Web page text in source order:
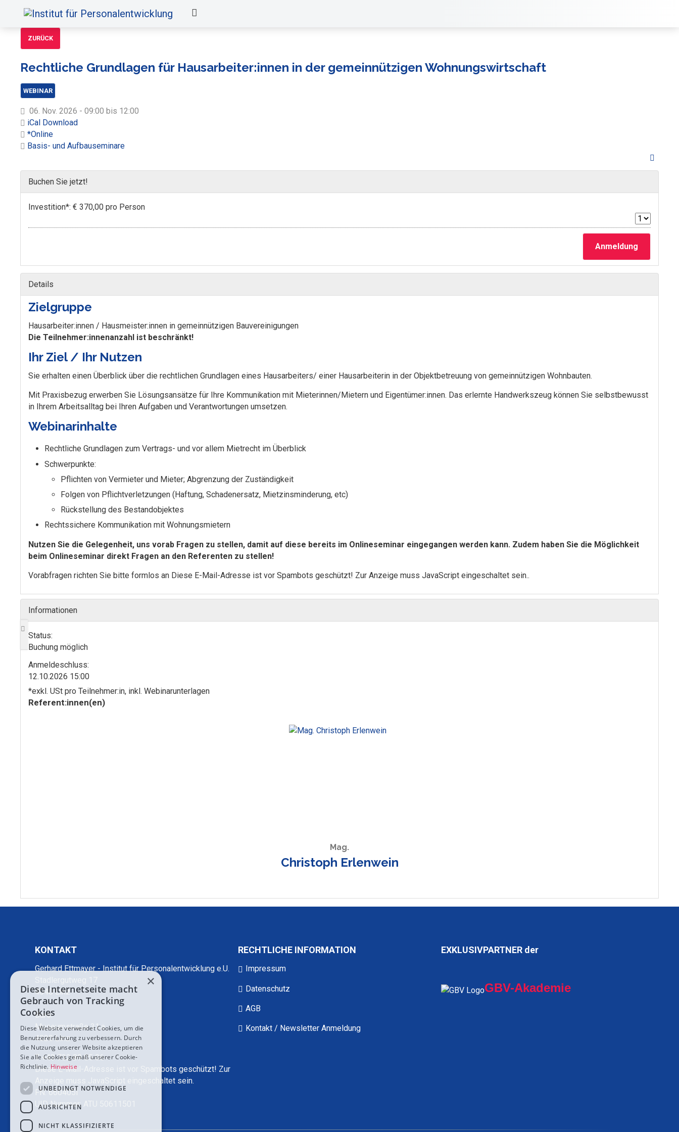
ZURÜCK
Rechtliche Grundlagen für Hausarbeiter:innen in der gemeinnützigen Wohnungswirtschaft
WEBINAR
06. Nov. 2026 - 09:00 bis 12:00
iCal Download
*Online
Basis- und Aufbauseminare
Buchen Sie jetzt!
Investition*: € 370,00 pro Person
Anmeldung
Details
Zielgruppe
Hausarbeiter:innen / Hausmeister:innen in gemeinnützigen Bauvereinigungen
Die Teilnehmer:innenanzahl ist beschränkt!
Ihr Ziel / Ihr Nutzen
Sie erhalten einen Überblick über die rechtlichen Grundlagen eines Hausarbeiters/ einer Hausarbeiterin in der Objektbetreuung von gemeinnützigen Wohnbauten.
Mit Praxisbezug erwerben Sie Lösungsansätze für Ihre Kommunikation mit Mieterinnen/Mietern und Eigentümer:innen. Das erlernte Handwerkszeug können Sie selbstbewusst
in Ihrem Arbeitsalltag bei Ihren Aufgaben und Verantwortungen umsetzen.
Webinarinhalte
Rechtliche Grundlagen zum Vertrags- und vor allem Mietrecht im Überblick
Schwerpunkte:
Pflichten von Vermieter und Mieter; Abgrenzung der Zuständigkeit
Folgen von Pflichtverletzungen (Haftung, Schadenersatz, Mietzinsminderung, etc)
Rückstellung des Bestandobjektes
Rechtssichere Kommunikation mit Wohnungsmietern
Nutzen Sie die Gelegenheit, uns vorab Fragen zu stellen, damit auf diese bereits im Onlineseminar eingegangen werden kann. Zudem haben Sie die Möglichkeit
beim Onlineseminar direkt Fragen an den Referenten zu stellen!
Vorabfragen richten Sie bitte formlos an Diese E-Mail-Adresse ist vor Spambots geschützt! Zur Anzeige muss JavaScript eingeschaltet sein..
Informationen
Status:
Buchung möglich
Anmelde­schluss:
12.10.2026 15:00
*exkl. USt pro Teilnehmer:in, inkl. Webinarunterlagen
Referent:innen(en)
Mag.
Christoph Erlenwein
KONTAKT
Gerhard Ettmayer - Institut für Personalentwicklung e.U.
4040 Linz
Büro:
Museumstraße 31.a
4020 Linz
T +43 732 89 05 06
Diese E-Mail-Adresse ist vor Spambots geschützt! Zur
Anzeige muss JavaScript eingeschaltet sein.
FN: 660405i
UID Nummer: ATU 50611501
RECHTLICHE INFORMATION
Impressum
Datenschutz
AGB
Kontakt / Newsletter Anmeldung
EXKLUSIVPARTNER der
GBV-Akademie
×
Diese Internetseite macht
Gebrauch von Tracking
Cookies
Diese Website verwendet Cookies, um die
Benutzererfahrung zu verbessern. Durch
die Nutzung unserer Website akzeptieren
Sie alle Cookies gemäß unserer Cookie-
Richtlinie. Hinweise
UNBEDINGT NOTWENDIGE
AUSRICHTEN
NICHT KLASSIFIZIERTE